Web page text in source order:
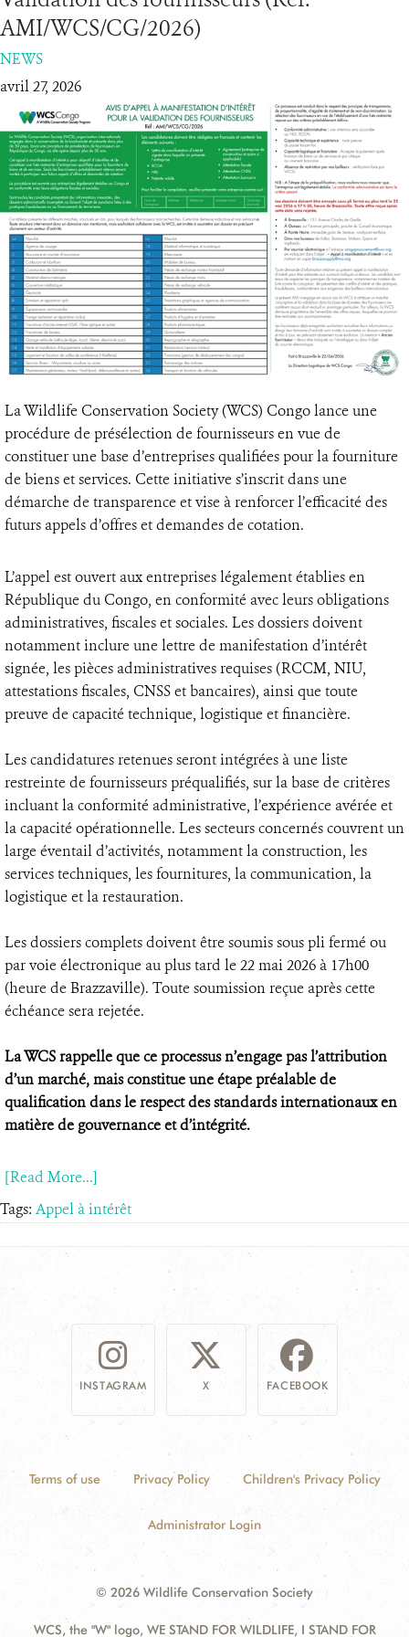
RESSOURCES
AMI/WCS/CG/2026)
NEWS
avril 27, 2026
La Wildlife Conservation Society (WCS) Congo lance une
procédure de présélection de fournisseurs en vue de
constituer une base d’entreprises qualifiées pour la fourniture
de biens et services. Cette initiative s’inscrit dans une
démarche de transparence et vise à renforcer l’efficacité des
futurs appels d’offres et demandes de cotation.
L’appel est ouvert aux entreprises légalement établies en
République du Congo, en conformité avec leurs obligations
administratives, fiscales et sociales. Les dossiers doivent
notamment inclure une lettre de manifestation d’intérêt
signée, les pièces administratives requises (RCCM, NIU,
attestations fiscales, CNSS et bancaires), ainsi que toute
preuve de capacité technique, logistique et financière.
Les candidatures retenues seront intégrées à une liste
restreinte de fournisseurs préqualifiés, sur la base de critères
incluant la conformité administrative, l’expérience avérée et
la capacité opérationnelle. Les secteurs concernés couvrent un
large éventail d’activités, notamment la construction, les
services techniques, les fournitures, la communication, la
logistique et la restauration.
Les dossiers complets doivent être soumis sous pli fermé ou
par voie électronique au plus tard le 22 mai 2026 à 17h00
(heure de Brazzaville). Toute soumission reçue après cette
échéance sera rejetée.
La WCS rappelle que ce processus n’engage pas l’attribution
d’un marché, mais constitue une étape préalable de
qualification dans le respect des standards internationaux en
matière de gouvernance et d’intégrité.
[Read More...]
Tags: Appel à intérêt
INSTAGRAM X FACEBOOK
Terms of use Privacy Policy Children's Privacy Policy
Administrator Login
© 2026 Wildlife Conservation Society
WCS, the "W" logo, WE STAND FOR WILDLIFE, I STAND FOR